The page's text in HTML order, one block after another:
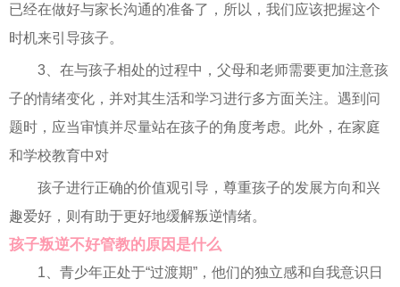
已经在做好与家长沟通的准备了，所以，我们应该把握这个
时机来引导孩子。
3、在与孩子相处的过程中，父母和老师需要更加注意孩
子的情绪变化，并对其生活和学习进行多方面关注。遇到问
题时，应当审慎并尽量站在孩子的角度考虑。此外，在家庭
和学校教育中对
孩子进行正确的价值观引导，尊重孩子的发展方向和兴
趣爱好，则有助于更好地缓解叛逆情绪。
孩子叛逆不好管教的原因是什么
1、青少年正处于“过渡期”，他们的独立感和自我意识日